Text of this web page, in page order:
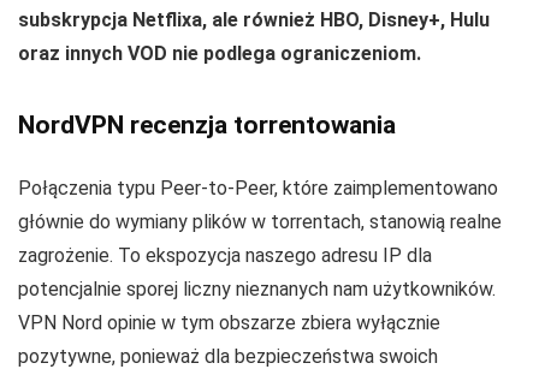
subskrypcja Netflixa, ale również HBO, Disney+, Hulu
oraz innych VOD nie podlega ograniczeniom.
NordVPN recenzja torrentowania
Połączenia typu Peer-to-Peer, które zaimplementowano
głównie do wymiany plików w torrentach, stanowią realne
zagrożenie. To ekspozycja naszego adresu IP dla
potencjalnie sporej liczny nieznanych nam użytkowników.
VPN Nord opinie w tym obszarze zbiera wyłącznie
pozytywne, ponieważ dla bezpieczeństwa swoich